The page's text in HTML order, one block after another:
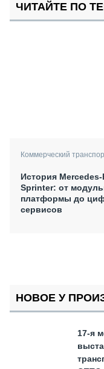
ЧИТАЙТЕ ПО
Коммерческий
История Mercedes-
Sprinter: от
платформы до
сервисов
НОВОЕ У
17-я